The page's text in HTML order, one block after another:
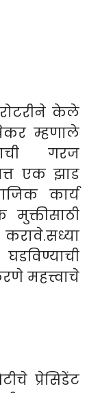
रोटरीने केले
म्हणाले
गरज
एक झाड
कार्य
महत्त्वाचे
प्रेसिडेंट